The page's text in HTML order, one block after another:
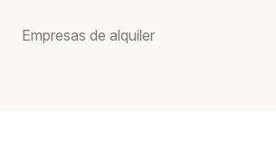
Empresas de alquiler